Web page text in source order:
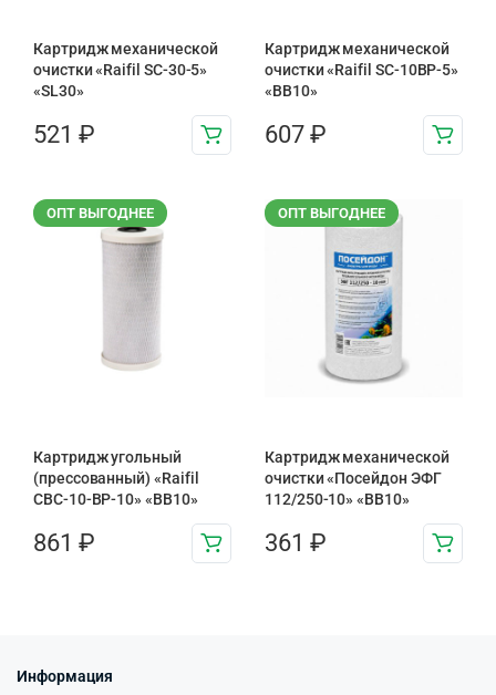
Картридж механической
очистки «Raifil SC-30-5»
«SL30»
521 ₽
Картридж механической
очистки «Raifil SC-10BP-5»
«BB10»
607 ₽
ОПТ ВЫГОДНЕЕ
Картридж угольный
(прессованный) «Raifil
CBC-10-BP-10» «BB10»
861 ₽
ОПТ ВЫГОДНЕЕ
Картридж механической
очистки «Посейдон ЭФГ
112/250-10» «ВВ10»
361 ₽
Информация